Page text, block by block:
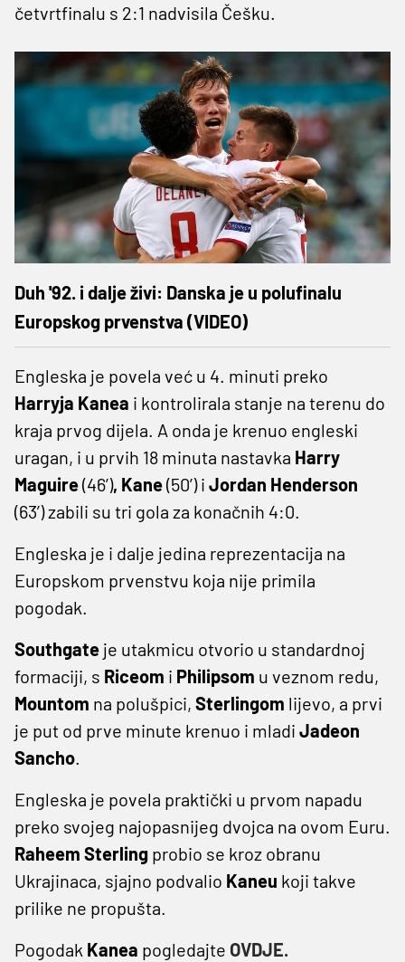
četvrtfinalu s 2:1 nadvisila Češku.
Duh '92. i dalje živi: Danska je u polufinalu
Europskog prvenstva (VIDEO)
Engleska je povela već u 4. minuti preko
Harryja Kanea i kontrolirala stanje na terenu do
kraja prvog dijela. A onda je krenuo engleski
uragan, i u prvih 18 minuta nastavka Harry
Maguire(46’), Kane(50’) i Jordan Henderson
(63’) zabili su tri gola za konačnih 4:0.
Engleska je i dalje jedina reprezentacija na
Europskom prvenstvu koja nije primila
pogodak.
Southgate je utakmicu otvorio u standardnoj
formaciji, s Riceom i Philipsom u veznom redu,
Mountom na polušpici, Sterlingom lijevo, a prvi
je put od prve minute krenuo i mladi Jadeon
Sancho.
Engleska je povela praktički u prvom napadu
preko svojeg najopasnijeg dvojca na ovom Euru.
Raheem Sterling probio se kroz obranu
Ukrajinaca, sjajno podvalio Kaneu koji takve
prilike ne propušta.
Pogodak Kanea pogledajte OVDJE.